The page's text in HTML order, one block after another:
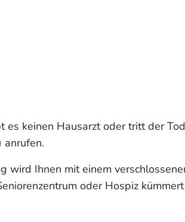
es keinen Hausarzt oder tritt der
anrufen.
wird Ihnen mit einem
oder Hospiz